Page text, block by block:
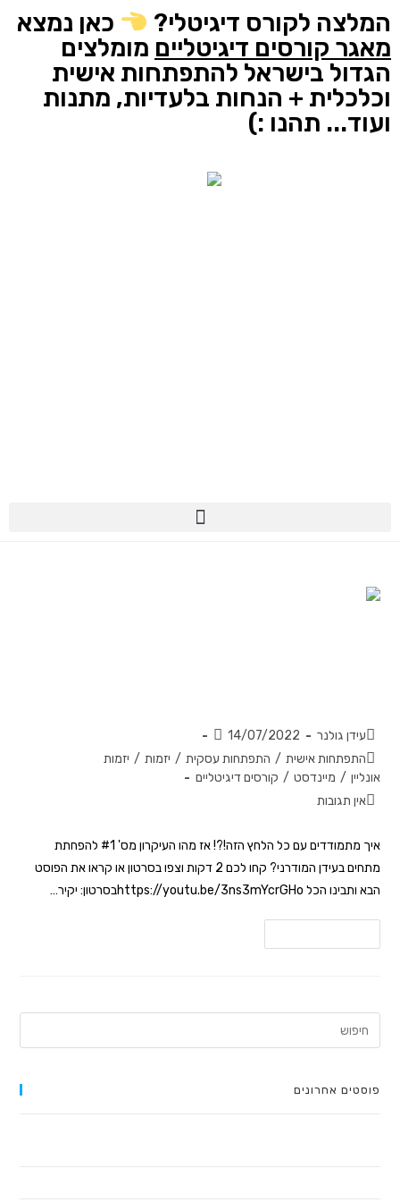
המלצה לקורס דיגיטלי?
כאן נמצא
מאגר קורסים דיגיטליים מומלצים
הגדול בישראל להתפתחות אישית
וכלכלית + הנחות בלעדיות, מתנות
ועוד... תהנו :)
עידן גולנר
14/07/2022
התפתחות אישית / התפתחות עסקית / יזמות / יזמות
אונליין / מיינדסט / קורסים דיגיטליים
אין תגובות
איך מתמודדים עם כל הלחץ הזה!?! אז מהו העיקרון מס' #1 להפחתת
מתחים בעידן המודרני? קחו לכם 2 דקות וצפו בסרטון או קראו את הפוסט
הבא ותבינו הכל https://youtu.be/3ns3mYcrGHoבסרטון: יקיר…
פוסטים אחרונים